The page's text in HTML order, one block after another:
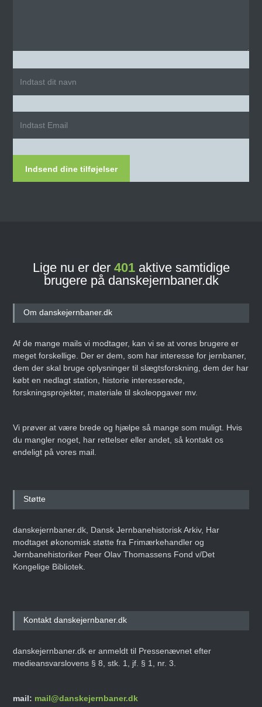
Indsend dine tilføjelser
Lige nu er der 401aktive samtidige
brugere på danskejernbaner.dk
Om danskejernbaner.dk
Af de mange mails vi modtager, kan vi se at vores brugere er
meget forskellige. Der er dem, som har interesse for jernbaner,
dem der skal bruge oplysninger til slægtsforskning, dem der har
købt en nedlagt station, historie interesserede,
forskningsprojekter, materiale til skoleopgaver mv.
Vi prøver at være brede og hjælpe så mange som muligt. Hvis
du mangler noget, har rettelser eller andet, så kontakt os
endeligt på vores mail.
Støtte
danskejernbaner.dk, Dansk Jernbanehistorisk Arkiv, Har
modtaget økonomisk støtte fra Frimærkehandler og
Jernbanehistoriker Peer Olav Thomassens Fond v/Det
Kongelige Bibliotek.
Kontakt danskejernbaner.dk
danskejernbaner.dk er anmeldt til Pressenævnet efter
medieansvarslovens § 8, stk. 1, jf. § 1, nr. 3.
mail: mail@danskejernbaner.dk